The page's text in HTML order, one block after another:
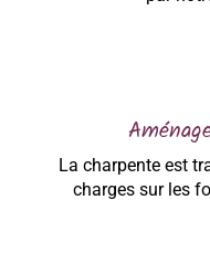
La charpente est
charges sur les